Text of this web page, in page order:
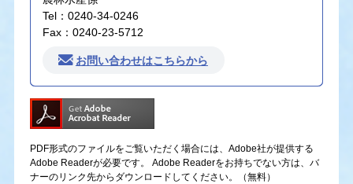
Tel：0240-34-0246
Fax：0240-23-5712
お問い合わせはこちらから
PDF形式のファイルをご覧いただく場合には、Adobe社が提供する
Adobe Readerが必要です。
Adobe Readerをお持ちでない方は、バ
ナーのリンク先からダウンロードしてください。（無料）